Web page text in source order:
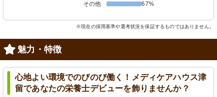
その他
67%
※現在の採用基準や選考状況を保証するものではありません。
魅力・特徴
心地よい環境でのびのび働く！メディケアハウス津
留であなたの栄養士デビューを飾りませんか？